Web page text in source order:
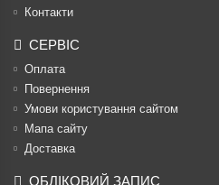
Контакти
СЕРВІС
Оплата
Повернення
Умови користування сайтом
Мапа сайту
Доставка
ОБЛІКОВИЙ ЗАПИС